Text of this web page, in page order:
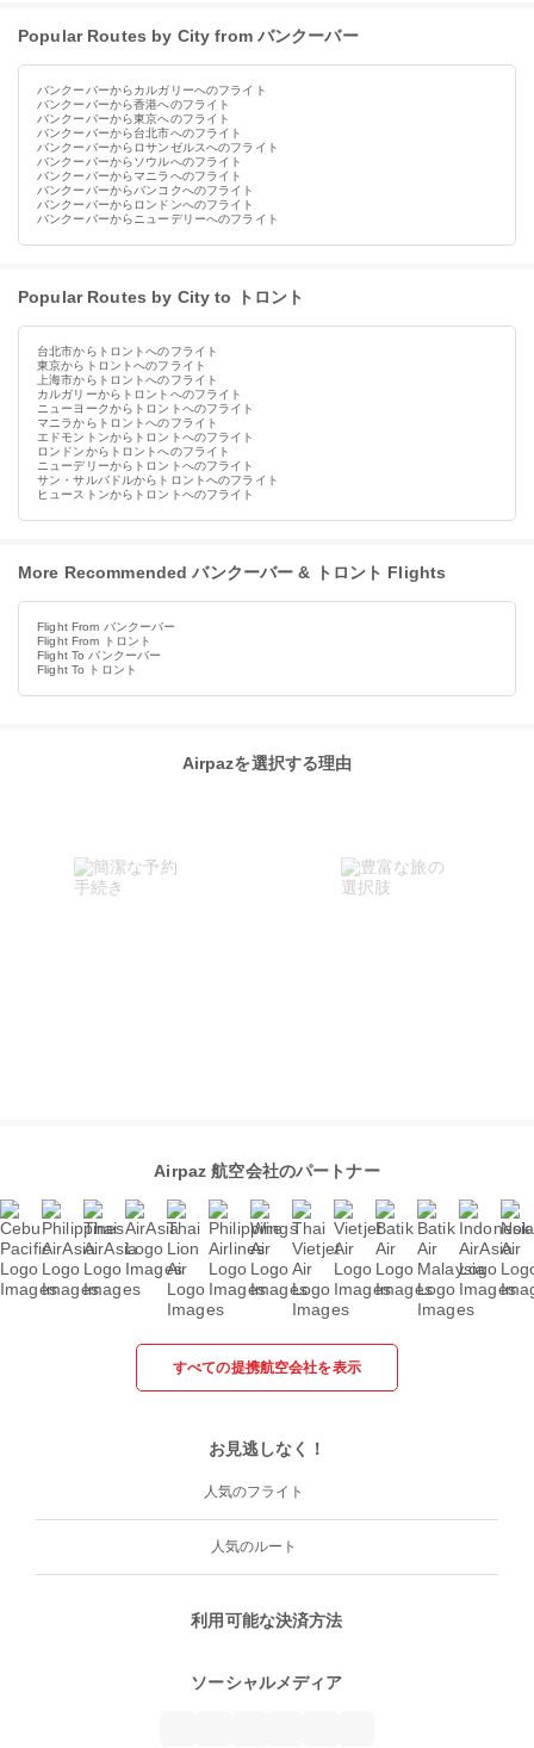
Popular Routes by City from バンクーバー
バンクーバーからカルガリーへのフライト
バンクーバーから香港へのフライト
バンクーバーから東京へのフライト
バンクーバーから台北市へのフライト
バンクーバーからロサンゼルスへのフライト
バンクーバーからソウルへのフライト
バンクーバーからマニラへのフライト
バンクーバーからバンコクへのフライト
バンクーバーからロンドンへのフライト
バンクーバーからニューデリーへのフライト
Popular Routes by City to トロント
台北市からトロントへのフライト
東京からトロントへのフライト
上海市からトロントへのフライト
カルガリーからトロントへのフライト
ニューヨークからトロントへのフライト
マニラからトロントへのフライト
エドモントンからトロントへのフライト
ロンドンからトロントへのフライト
ニューデリーからトロントへのフライト
サン・サルバドルからトロントへのフライト
ヒューストンからトロントへのフライト
More Recommended バンクーバー & トロント Flights
Flight From バンクーバー
Flight From トロント
Flight To バンクーバー
Flight To トロント
Airpazを選択する理由
Airpaz 航空会社のパートナー
すべての提携航空会社を表示
お見逃しなく！
人気のフライト
人気のルート
利用可能な決済方法
ソーシャルメディア